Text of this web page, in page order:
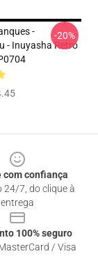
-
- Inuyasha Retro
-20%
com confiança
24/7, do clique à
entrega
100% seguro
/ Visa